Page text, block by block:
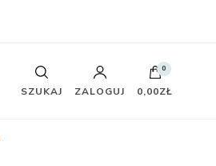
SZUKAJ ZALOGUJ
0
0,00ZŁ